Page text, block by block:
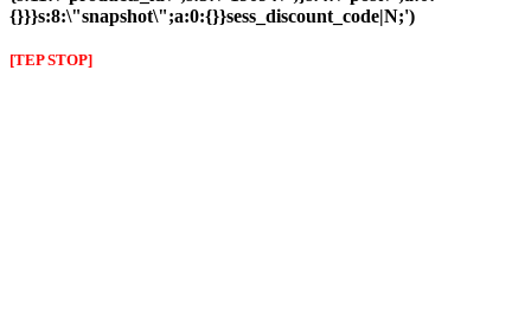
{}}}s:8:\"snapshot\";a:0:{}}sess_discount_code|N;')
[TEP STOP]